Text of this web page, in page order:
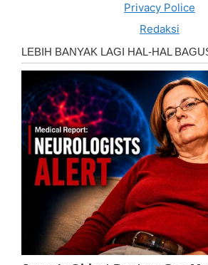
Privacy Police
Redaksi